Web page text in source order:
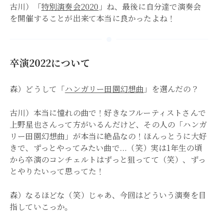
古川）「特別演奏会2020 」ね、最後に自分達で演奏会
を開催することが出来て本当に良かったよね！
卒演2022について
森）どうして「ハンガリー田園幻想曲 」を選んだの？
古川）本当に憧れの曲で！好きなフルーティストさんで
上野星也さんって方がいるんだけど、その人の「ハンガ
リー田園幻想曲」が本当に絶品なの！ほんっとうに大好
きで、ずっとやってみたい曲で...（笑）実は1年生の頃
から卒演のコンチェルトはずっと狙ってて（笑）、ずっ
とやりたいって思ってた！
森）なるほどな（笑）じゃあ、今回はどういう演奏を目
指していこっか。